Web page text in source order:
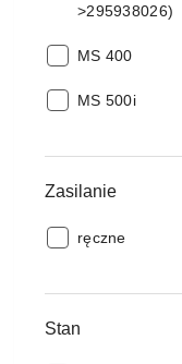
modele
>295938026)
Pasujące
pilarek:
MS 400
Pasujące
MS 500i
Zasilanie
Zasilanie:
ręczne
Stan